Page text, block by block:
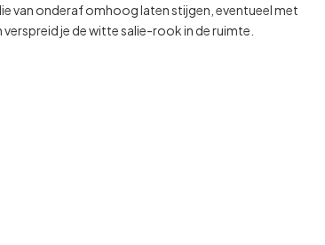
van onderaf omhoog laten stijgen, eventueel met
verspreid je de witte salie-rook in de ruimte.